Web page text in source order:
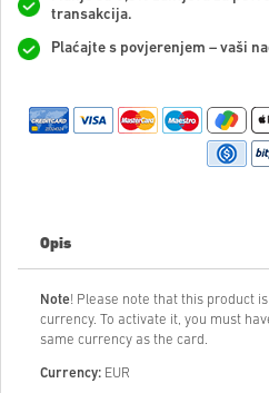
transakcija.
Plaćajte s povjerenjem – vaši
Opis
Note! Please note that this product
currency. To activate it, you must
same currency as the card.
Currency: EUR